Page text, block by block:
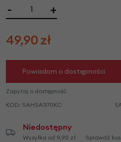
- +
49,90 zł
Powiadom o dostępności
Zapytaj o dostępność
KOD: SAHSA370KC
Niedostępny
Wysyłka od 9,90 zł Sprawdź